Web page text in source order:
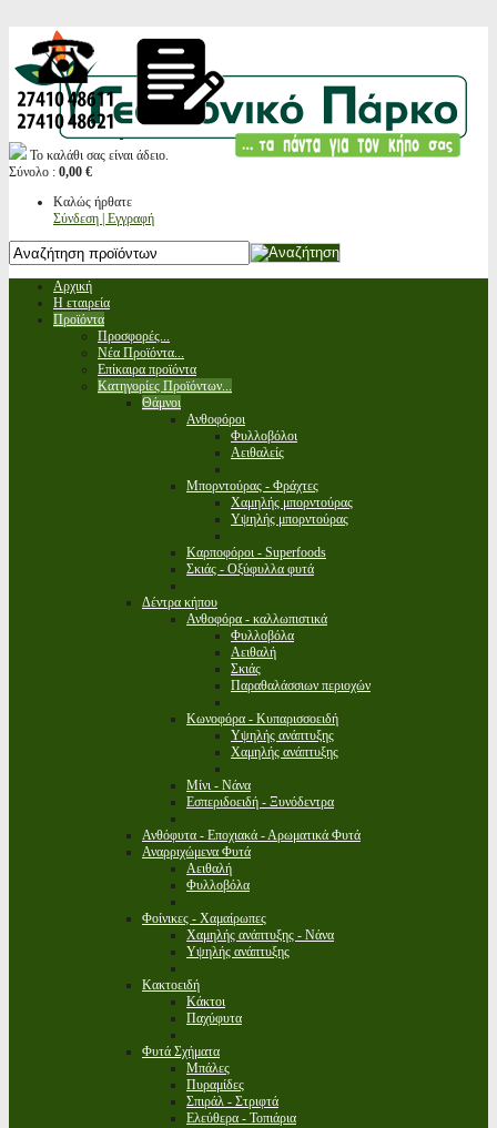
Το καλάθι σας είναι άδειο.
Σύνολο : 0,00 €
Καλώς ήρθατε
Σύνδεση | Εγγραφή
Αρχική
Η εταιρεία
Προϊόντα
Προσφορές...
Νέα Προϊόντα...
Επίκαιρα προϊόντα
Κατηγορίες Προϊόντων...
Θάμνοι
Ανθοφόροι
Φυλλοβόλοι
Αειθαλείς
Μπορντούρας - Φράχτες
Χαμηλής μπορντούρας
Υψηλής μπορντούρας
Καρποφόροι - Superfoods
Σκιάς - Οξύφυλλα φυτά
Δέντρα κήπου
Ανθοφόρα - καλλωπιστικά
Φυλλοβόλα
Αειθαλή
Σκιάς
Παραθαλάσσιων περιοχών
Κωνοφόρα - Κυπαρισσοειδή
Υψηλής ανάπτυξης
Χαμηλής ανάπτυξης
Μίνι - Νάνα
Εσπεριδοειδή - Ξυνόδεντρα
Ανθόφυτα - Εποχιακά - Αρωματικά Φυτά
Αναρριχώμενα Φυτά
Αειθαλή
Φυλλοβόλα
Φοίνικες - Χαμαίρωπες
Χαμηλής ανάπτυξης - Νάνα
Υψηλής ανάπτυξης
Κακτοειδή
Κάκτοι
Παχύφυτα
Φυτά Σχήματα
Μπάλες
Πυραμίδες
Σπιράλ - Στριφτά
Ελεύθερα - Τοπιάρια